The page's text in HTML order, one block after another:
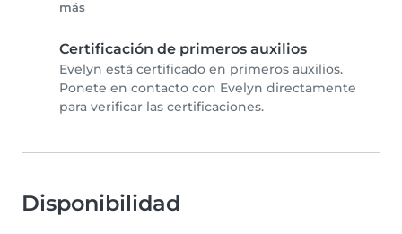
más
Certificación de primeros auxilios
Evelyn está certificado en primeros auxilios.
Ponete en contacto con Evelyn directamente
para verificar las certificaciones.
Disponibilidad